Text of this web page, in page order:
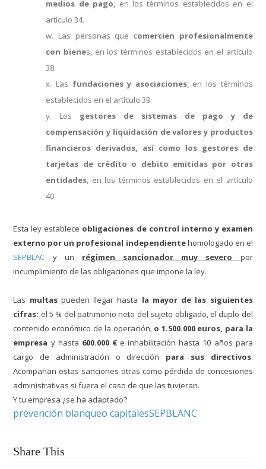
medios de pago, en los términos establecidos en el
artículo 34.
w. Las personas que comercien profesionalmente
con bienes, en los términos establecidos en el artículo
38.
x. Las fundaciones y asociaciones, en los términos
establecidos en el artículo 39.
y. Los gestores de sistemas de pago y de
compensación y liquidación de valores y productos
financieros derivados, así como los gestores de
tarjetas de crédito o debito emitidas por otras
entidades, en los términos establecidos en el artículo
40.
Esta ley establece obligaciones de control interno y examen
externo por un profesional independientehomologado en el
SEPBLAC y un régimen sancionador muy severo por
incumplimiento de las obligaciones que impone la ley.
Las multas pueden llegar hasta la mayor de las siguientes
cifras: el 5 % del patrimonio neto del sujeto obligado, el duplo del
contenido económico de la operación, o 1.500.000 euros, para la
empresa y hasta 600.000 € e inhabilitación hasta 10 años para
cargo de administración o dirección para sus directivos.
Acompañan estas sanciones otras como pérdida de concesiones
administrativas si fuera el caso de que las tuvieran.
Y tu empresa ¿se ha adaptado?
prevención blanqueo capitalesSEPBLANC
Share This